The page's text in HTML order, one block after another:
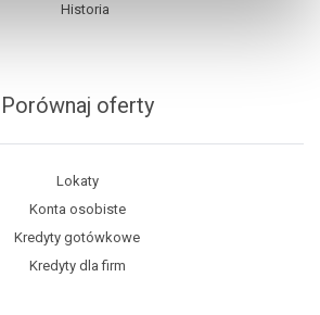
Historia
Porównaj oferty
Lokaty
Konta osobiste
Kredyty gotówkowe
Kredyty dla firm